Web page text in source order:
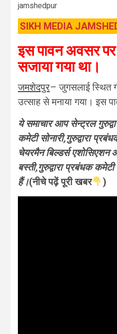
jamshedpur
SIKH MEDIA
इस पावन अवसर पर
सजाया गया था।
जमशेदपुर– जुगसलाई स्थित
उत्साह से मनाया गया। इस
ये समाचार आप सेन्ट्रल
कमेटी सोनारी,गुरुद्वारा
चेयरमैन बिल्डर्स एशोसिएशन
बस्ती,गुरुद्वारा प्रबंधक
हैं।(नीचे पढ़ें पूरी खबर )